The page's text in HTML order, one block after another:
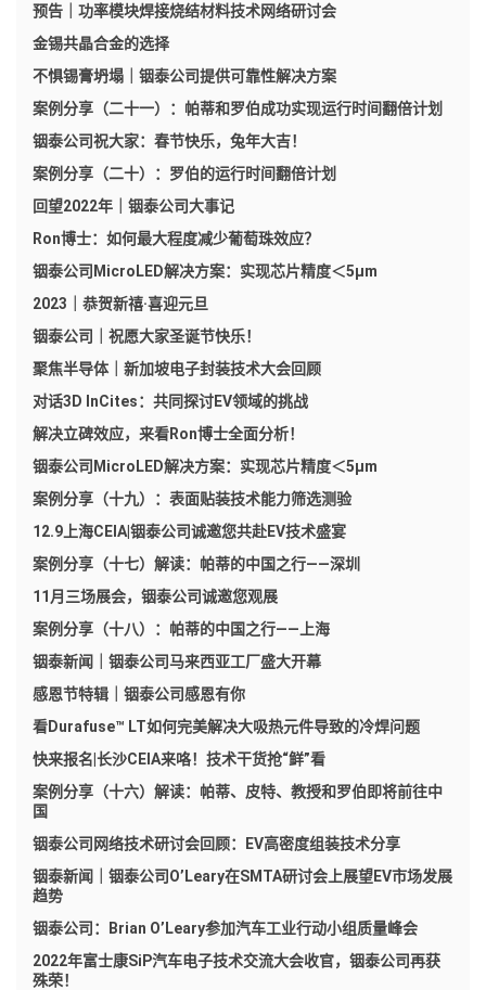
预告｜功率模块焊接烧结材料技术网络研讨会
金锡共晶合金的选择
不惧锡膏坍塌｜铟泰公司提供可靠性解决方案
案例分享（二十一）：帕蒂和罗伯成功实现运行时间翻倍计划
铟泰公司祝大家：春节快乐，兔年大吉！
案例分享（二十）：罗伯的运行时间翻倍计划
回望2022年｜铟泰公司大事记
Ron博士：如何最大程度减少葡萄珠效应？
铟泰公司MicroLED解决方案：实现芯片精度＜5μm
2023｜恭贺新禧·喜迎元旦
铟泰公司｜祝愿大家圣诞节快乐！
聚焦半导体｜新加坡电子封装技术大会回顾
对话3D InCites：共同探讨EV领域的挑战
解决立碑效应，来看Ron博士全面分析！
铟泰公司MicroLED解决方案：实现芯片精度＜5μm
案例分享（十九）：表面贴装技术能力筛选测验
12.9上海CEIA|铟泰公司诚邀您共赴EV技术盛宴
案例分享（十七）解读：帕蒂的中国之行——深圳
11月三场展会，铟泰公司诚邀您观展
案例分享（十八）：帕蒂的中国之行——上海
铟泰新闻｜铟泰公司马来西亚工厂盛大开幕
感恩节特辑｜铟泰公司感恩有你
看Durafuse™ LT如何完美解决大吸热元件导致的冷焊问题
快来报名|长沙CEIA来咯！技术干货抢“鲜”看
案例分享（十六）解读：帕蒂、皮特、教授和罗伯即将前往中
国
铟泰公司网络技术研讨会回顾：EV高密度组装技术分享
铟泰新闻｜铟泰公司O’Leary在SMTA研讨会上展望EV市场发展
趋势
铟泰公司：Brian O’Leary参加汽车工业行动小组质量峰会
2022年富士康SiP汽车电子技术交流大会收官，铟泰公司再获
殊荣！